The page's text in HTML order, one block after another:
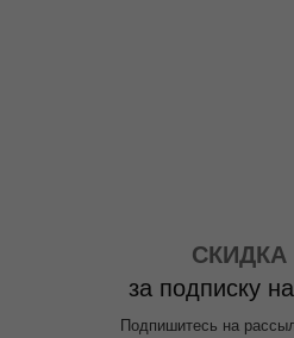
СКИДКА
за подписку
Подпишитесь на